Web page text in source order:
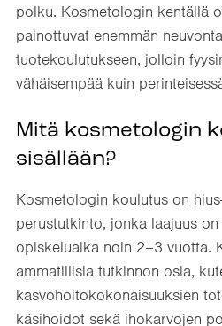
polku. Kosmetologin kentällä
painottuvat enemmän
tuotekoulutukseen, jolloin
vähäisempää kuin
Mitä kosmetologin
sisällään?
Kosmetologin koulutus on
perustutkinto, jonka laajuus
opiskeluaika noin 2–3 vuotta.
ammatillisia tutkinnon osia,
kasvohoitokokonaisuuksien
käsihoidot sekä ihokarvojen